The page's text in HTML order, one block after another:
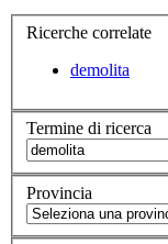
Ricerche correlate
demolita
Termine di ricerca
Provincia